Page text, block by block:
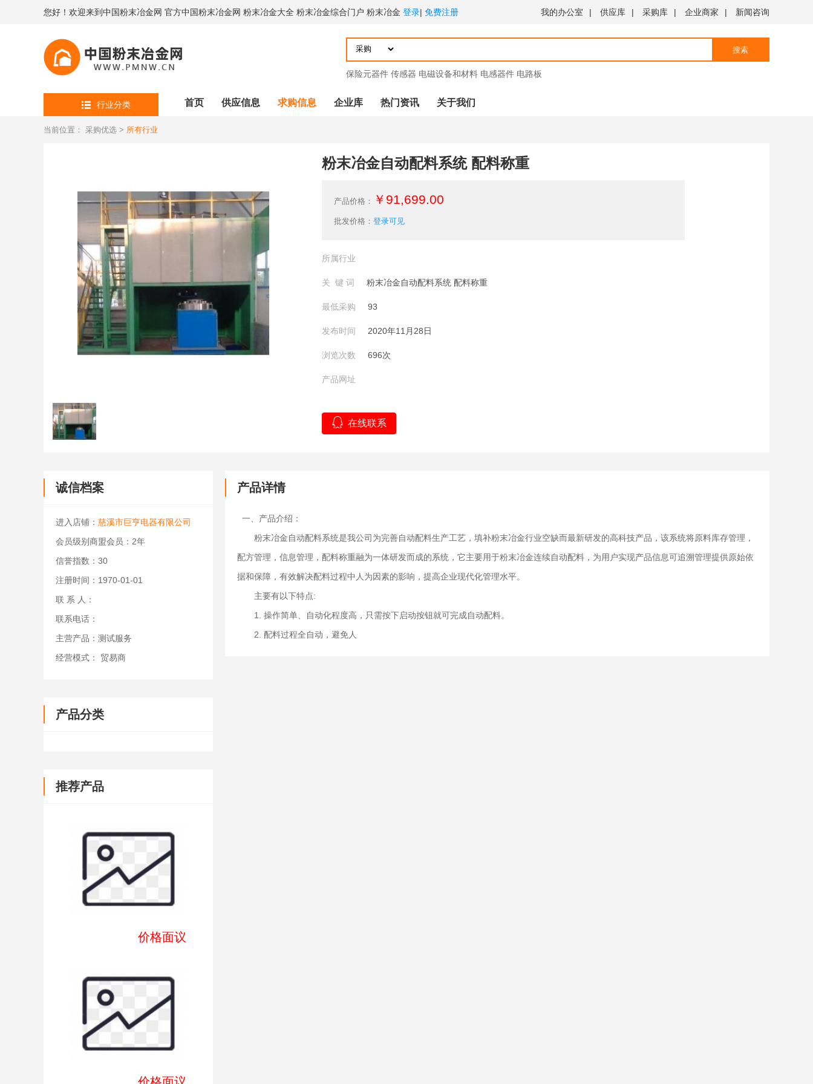
您好！欢迎来到中国粉末冶金网 官方中国粉末冶金网 粉末冶金大全 粉末冶金综合门户 粉末冶金 登录| 免费注册 我的办公室 | 供应库 | 采购库 | 企业商家 | 新闻咨询
搜索
保险元器件 传感器 电磁设备和材料 电感器件 电路板
行业分类 首页 供应信息 求购信息 企业库 热门资讯 关于我们
当前位置： 采购优选 > 所有行业
粉末冶金自动配料系统 配料称重
产品价格： ￥91,699.00
批发价格： 登录可见
所属行业
关 键 词 粉末冶金自动配料系统 配料称重
最低采购 93
发布时间 2020年11月28日
浏览次数 696次
产品网址
在线联系
诚信档案
进入店铺： 慈溪市巨亨电器有限公司
会员级别商盟会员：2年
信誉指数：30
注册时间：1970-01-01
联 系 人：
联系电话：
主营产品：测试服务
经营模式： 贸易商
产品分类
推荐产品
价格面议
产品详情
一、产品介绍：
粉末冶金自动配料系统是我公司为完善自动配料生产工艺，填补粉末冶金行业空缺而最新研发的高科技产品，该系统将原料库存管理，
配方管理，信息管理，配料称重融为一体研发而成的系统，它主要用于粉末冶金连续自动配料，为用户实现产品信息可追溯管理提供原始依
据和保障，有效解决配料过程中人为因素的影响，提高企业现代化管理水平。
主要有以下特点:
1. 操作简单、自动化程度高，只需按下启动按钮就可完成自动配料。
2. 配料过程全自动，避免人